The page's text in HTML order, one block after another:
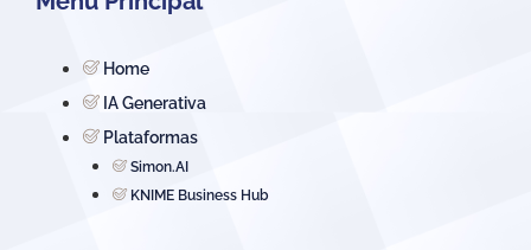
Home
IA Generativa
Plataformas
Simon.AI
KNIME Business Hub